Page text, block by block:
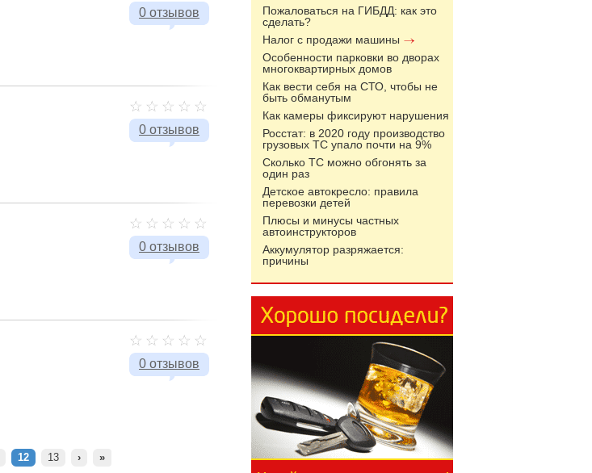
Пожаловаться на ГИБДД: как это
сделать?
Налог с продажи машины
Особенности парковки во дворах
многоквартирных домов
Как вести себя на СТО, чтобы не
быть обманутым
Как камеры фиксируют нарушения
Росстат: в 2020 году производство
грузовых ТС упало почти на 9%
Сколько ТС можно обгонять за
один раз
Детское автокресло: правила
перевозки детей
Плюсы и минусы частных
автоинструкторов
Аккумулятор разряжается:
причины
0 отзывов
0 отзывов
0 отзывов
0 отзывов
12 13 › »